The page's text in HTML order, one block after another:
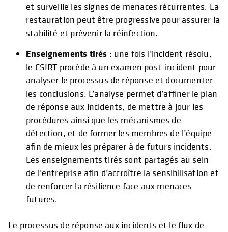
et surveille les signes de menaces récurrentes. La
restauration peut être progressive pour assurer la
stabilité et prévenir la réinfection.
Enseignements tirés : une fois l’incident résolu,
le CSIRT procède à un examen post-incident pour
analyser le processus de réponse et documenter
les conclusions. L’analyse permet d’affiner le plan
de réponse aux incidents, de mettre à jour les
procédures ainsi que les mécanismes de
détection, et de former les membres de l’équipe
afin de mieux les préparer à de futurs incidents.
Les enseignements tirés sont partagés au sein
de l’entreprise afin d’accroître la sensibilisation et
de renforcer la résilience face aux menaces
futures.
Le processus de réponse aux incidents et le flux de